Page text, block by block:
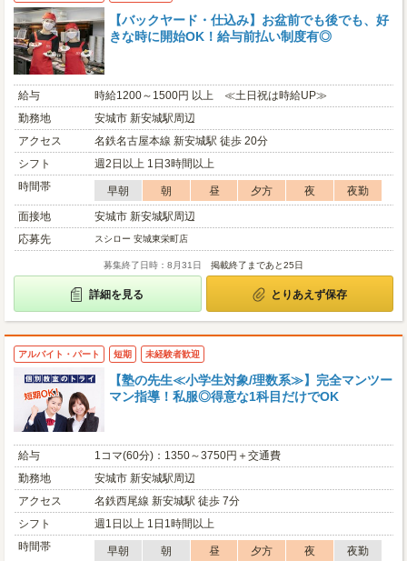
【バックヤード・仕込み】お盆前でも後でも、好
きな時に開始OK！給与前払い制度有◎
給与
時給1200～1500円 以上 ≪土日祝は時給UP≫
勤務地
安城市 新安城駅周辺
アクセス
名鉄名古屋本線 新安城駅 徒歩 20分
シフト
週2日以上 1日3時間以上
時間帯
早朝 朝 昼 夕方 夜
夜勤
面接地
安城市 新安城駅周辺
応募先
スシロー 安城東栄町店
募集終了日時：8月31日 掲載終了まであと25日
詳細を見る とりあえず保存
アルバイト・パート 短期 未経験者歓迎
【塾の先生≪小学生対象/理数系≫】完全マンツー
マン指導！私服◎得意な1科目だけでOK
給与
1コマ(60分)：1350～3750円＋交通費
勤務地
安城市 新安城駅周辺
アクセス
名鉄西尾線 新安城駅 徒歩 7分
シフト
週1日以上 1日1時間以上
時間帯
早朝 朝 昼 夕方 夜
夜勤